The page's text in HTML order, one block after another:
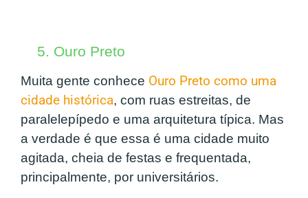
5. Ouro Preto
Muita gente conhece Ouro Preto como uma
cidade histórica, com ruas estreitas, de
paralelepípedo e uma arquitetura típica. Mas
a verdade é que essa é uma cidade muito
agitada, cheia de festas e frequentada,
principalmente, por universitários.